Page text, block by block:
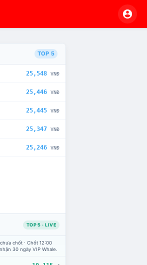
TOP 5
25,548 VNĐ
25,446 VNĐ
25,445 VNĐ
25,347 VNĐ
25,246 VNĐ
TOP 5 · LIVE
chốt · Chốt 12:00
30 ngày VIP Whale.